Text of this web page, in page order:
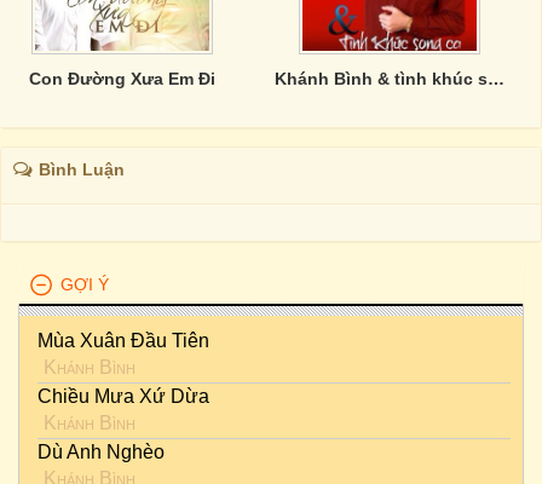
Con Đường Xưa Em Đi Khánh Bình & tình khúc song ca
Bình Luận
GỢI Ý
Mùa Xuân Đầu Tiên
Khánh Bình
Chiều Mưa Xứ Dừa
Khánh Bình
Dù Anh Nghèo
Khánh Bình